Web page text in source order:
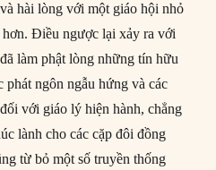
hài lòng với một giáo hội nhỏ
Điều ngược lại xảy ra với
làm phật lòng những tín hữu
phát ngôn ngẫu hứng và các
với giáo lý hiện hành, chẳng
lành cho các cặp đôi đồng
từ bỏ một số truyền thống